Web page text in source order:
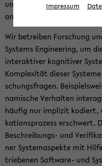
und der Tech­ni­schen
an­kert ist.
Wir be­trei­ben For­schung
Sys­tems En­gi­nee­ring, um
in­ter­ak­ti­ver ko­gni­ti­ver
Kom­ple­xi­tät die­ser
schungs­fra­gen.
na­mi­sche Ver­hal­ten
häu­fig nur im­pli­zit ko­diert,
ka­ti­ons­pro­zess er­schwert.
Beschreibungs-​ und
ner Sys­tem­aspek­te mit
trie­be­nen Software-​ und
Impressum